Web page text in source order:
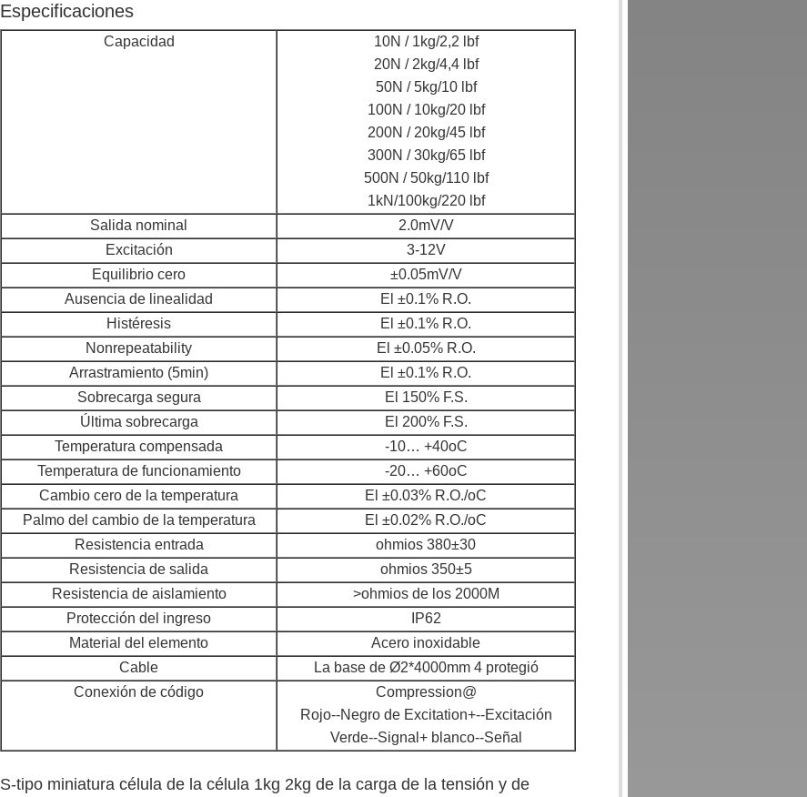
Especificaciones
Capacidad
10N / 1kg/2,2 lbf
20N / 2kg/4,4 lbf
50N / 5kg/10 lbf
100N / 10kg/20 lbf
200N / 20kg/45 lbf
300N / 30kg/65 lbf
500N / 50kg/110 lbf
1kN/100kg/220 lbf
Salida nominal
2.0mV/V
Excitación
3-12V
Equilibrio cero
±0.05mV/V
Ausencia de linealidad
El ±0.1% R.O.
Histéresis
El ±0.1% R.O.
Nonrepeatability
El ±0.05% R.O.
Arrastramiento (5min)
El ±0.1% R.O.
Sobrecarga segura
El 150% F.S.
Última sobrecarga
El 200% F.S.
Temperatura compensada
-10… +40oC
Temperatura de funcionamiento
-20… +60oC
Cambio cero de la temperatura
El ±0.03% R.O./oC
Palmo del cambio de la temperatura
El ±0.02% R.O./oC
Resistencia entrada
ohmios 380±30
Resistencia de salida
ohmios 350±5
Resistencia de aislamiento
>ohmios de los 2000M
Protección del ingreso
IP62
Material del elemento
Acero inoxidable
Cable
La base de Ø2*4000mm 4 protegió
Conexión de código
Compression@
Rojo--Negro de Excitation+--Excitación
Verde--Signal+ blanco--Señal
S-tipo miniatura célula de la célula 1kg 2kg de la carga de la tensión y de